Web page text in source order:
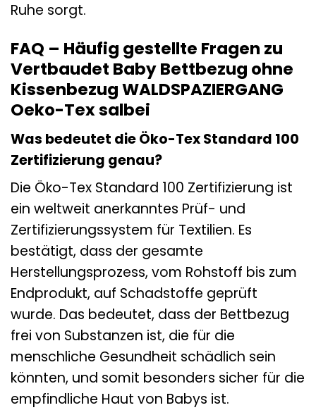
Ruhe sorgt.
FAQ – Häufig gestellte Fragen zu
Vertbaudet Baby Bettbezug ohne
Kissenbezug WALDSPAZIERGANG
Oeko-Tex salbei
Was bedeutet die Öko-Tex Standard 100
Zertifizierung genau?
Die Öko-Tex Standard 100 Zertifizierung ist
ein weltweit anerkanntes Prüf- und
Zertifizierungssystem für Textilien. Es
bestätigt, dass der gesamte
Herstellungsprozess, vom Rohstoff bis zum
Endprodukt, auf Schadstoffe geprüft
wurde. Das bedeutet, dass der Bettbezug
frei von Substanzen ist, die für die
menschliche Gesundheit schädlich sein
könnten, und somit besonders sicher für die
empfindliche Haut von Babys ist.